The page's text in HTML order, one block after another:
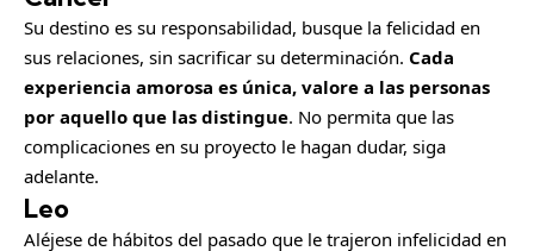
Su destino es su responsabilidad, busque la felicidad en
sus relaciones, sin sacrificar su determinación. Cada
experiencia amorosa es única, valore a las personas
por aquello que las distingue. No permita que las
complicaciones en su proyecto le hagan dudar, siga
adelante.
Leo
Aléjese de hábitos del pasado que le trajeron infelicidad en